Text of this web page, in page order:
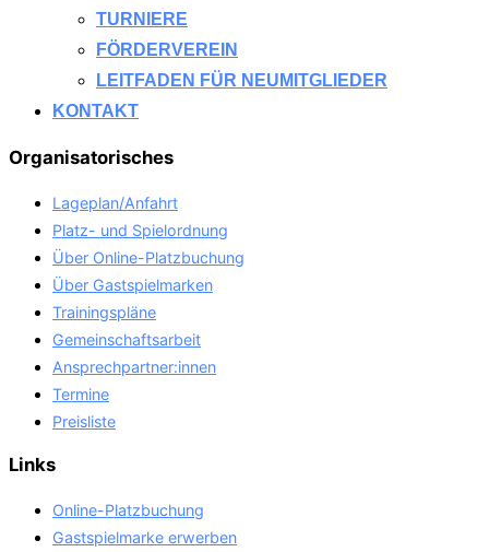
TURNIERE
FÖRDERVEREIN
LEITFADEN FÜR NEUMITGLIEDER
KONTAKT
Organisatorisches
Lageplan/Anfahrt
Platz- und Spielordnung
Über Online-Platzbuchung
Über Gastspielmarken
Trainingspläne
Gemeinschaftsarbeit
Ansprechpartner:innen
Termine
Preisliste
Links
Online-Platzbuchung
Gastspielmarke erwerben